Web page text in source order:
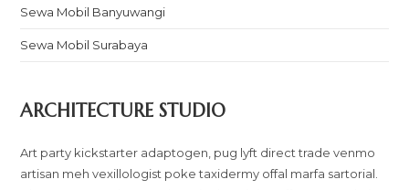
Sewa Mobil Banyuwangi
Sewa Mobil Surabaya
ARCHITECTURE STUDIO
Art party kickstarter adaptogen, pug lyft direct trade venmo
artisan meh vexillologist poke taxidermy offal marfa sartorial.